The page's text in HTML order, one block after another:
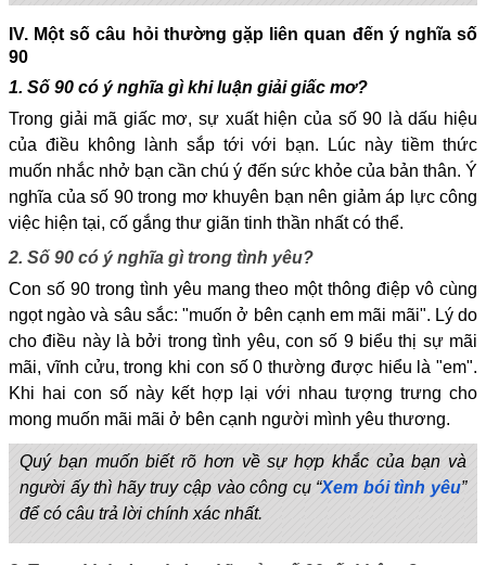
IV. Một số câu hỏi thường gặp liên quan đến ý nghĩa số
90
1. Số 90 có ý nghĩa gì khi luận giải giấc mơ?
Trong giải mã giấc mơ, sự xuất hiện của số 90 là dấu hiệu
của điều không lành sắp tới với bạn. Lúc này tiềm thức
muốn nhắc nhở bạn cần chú ý đến sức khỏe của bản thân. Ý
nghĩa của số 90 trong mơ khuyên bạn nên giảm áp lực công
việc hiện tại, cố gắng thư giãn tinh thần nhất có thể.
2. Số 90 có ý nghĩa gì trong tình yêu?
Con số 90 trong tình yêu mang theo một thông điệp vô cùng
ngọt ngào và sâu sắc: "muốn ở bên cạnh em mãi mãi". Lý do
cho điều này là bởi trong tình yêu, con số 9 biểu thị sự mãi
mãi, vĩnh cửu, trong khi con số 0 thường được hiểu là "em".
Khi hai con số này kết hợp lại với nhau tượng trưng cho
mong muốn mãi mãi ở bên cạnh người mình yêu thương.
Quý bạn muốn biết rõ hơn về sự hợp khắc của bạn và
người ấy thì hãy truy cập vào công cụ “Xem bói tình yêu”
để có câu trả lời chính xác nhất.